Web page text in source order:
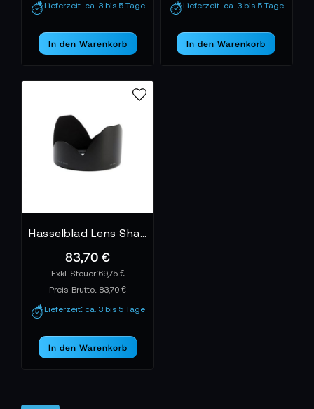
Lieferzeit: ca. 3 bis 5 Tage
In den Warenkorb
Lieferzeit: ca. 3 bis 5 Tage
In den Warenkorb
83,70 €
69,75 €
Preis-Brutto: 83,70 €
Lieferzeit: ca. 3 bis 5 Tage
In den Warenkorb